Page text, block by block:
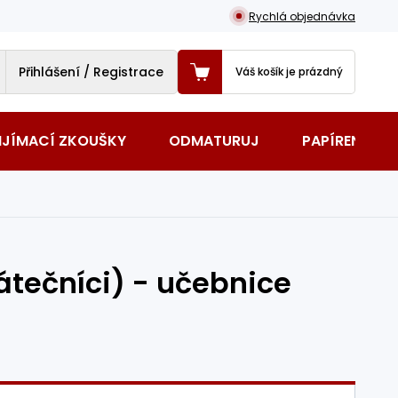
Rychlá objednávka
Přihlášení / Registrace Váš košík je prázdný
ZKOUŠKY ODMATURUJ PAPÍRENSKÉ
- učebnice